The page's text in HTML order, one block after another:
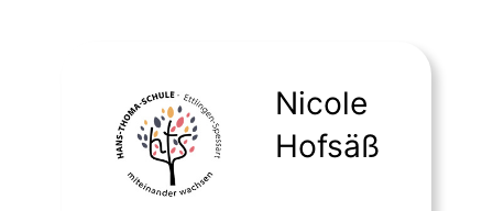
Nicole
Hofsäß